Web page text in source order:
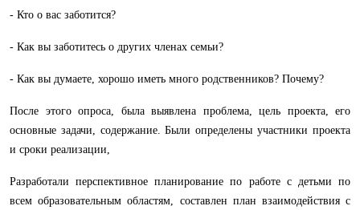
- Кто о вас заботится?
- Как вы заботитесь о других членах семьи?
- Как вы думаете, хорошо иметь много родственников? Почему?
После этого опроса, была выявлена проблема, цель проекта, его
основные задачи, содержание. Были определены участники проекта
и сроки реализации,
Разработали перспективное планирование по работе с детьми по
всем образовательным областям, составлен план взаимодействия с